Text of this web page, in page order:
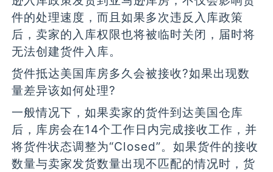
件的处理速度，而且如果多次违反入库政策
后，卖家的入库权限也将被临时关闭，届时将
无法创建货件入库。
货件抵达美国库房多久会被接收?如果出现数
量差异该如何处理?
一般情况下，如果卖家的货件到达美国仓库
后，库房会在14个工作日内完成接收工作，并
将货件状态调整为“Closed”。如果货件的接收
数量与卖家发货数量出现不匹配的情况时，货